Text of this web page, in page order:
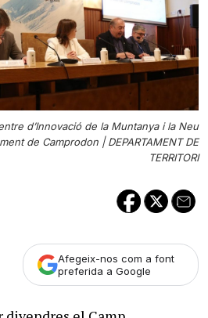
d’Innovació de la Muntanya i la Neu
de Camprodon |DEPARTAMENT DE
TERRITORI
Afegeix-nos com a font
preferida a Google